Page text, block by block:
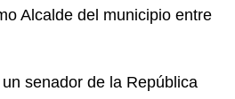
Alcalde del municipio entre
senador de la República